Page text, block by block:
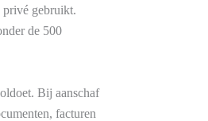
privé gebruikt.
de 500
Bij aanschaf
facturen